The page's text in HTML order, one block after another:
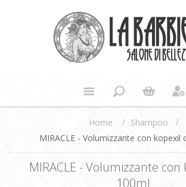
Home / Shampoo
/
MIRACLE - Volumizzante con kopexil
MIRACLE - Volumizzante con
100ml